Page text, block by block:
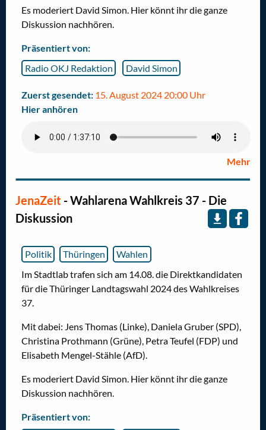
Es moderiert David Simon. Hier könnt ihr die ganze
Diskussion nachhören.
Präsentiert von:
Radio OKJ Redaktion
David Simon
Zuerst gesendet: 15. August 2024 20:00 Uhr
Hier anhören
Mehr
JenaZeit - Wahlarena Wahlkreis 37 - Die
Diskussion
Politik Thüringen
Wahlen
Im Stadtlab trafen sich am 14.08. die Direktkandidaten
für die Thüringer Landtagswahl 2024 des Wahlkreises
37.
Mit dabei: Jens Thomas (Linke), Daniela Gruber (SPD),
Christina Prothmann (Grüne), Petra Teufel (FDP) und
Elisabeth Mengel-Stähle (AfD).
Es moderiert David Simon. Hier könnt ihr die ganze
Diskussion nachhören.
Präsentiert von: